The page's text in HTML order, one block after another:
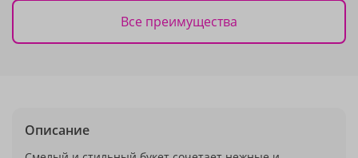
Все преимущества
Описание